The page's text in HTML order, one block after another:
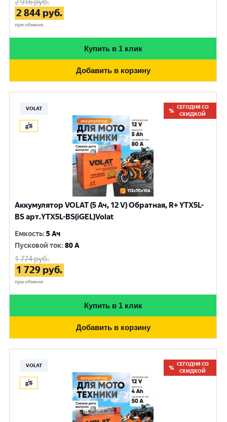
2 916руб.
2 844 руб.
при обмене
Купить в 1 клик
Добавить в корзину
VOLAT
СЕГОДНЯ СО
СКИДКОЙ
Аккумулятор VOLAT (5 Ач, 12 V) Обратная, R+ YTX5L-
BS арт.YTX5L-BS(iGEL)Volat
Емкость:5 Ач
Пусковой ток:80 A
1 774руб.
1 729 руб.
при обмене
Купить в 1 клик
Добавить в корзину
VOLAT
СЕГОДНЯ СО
СКИДКОЙ